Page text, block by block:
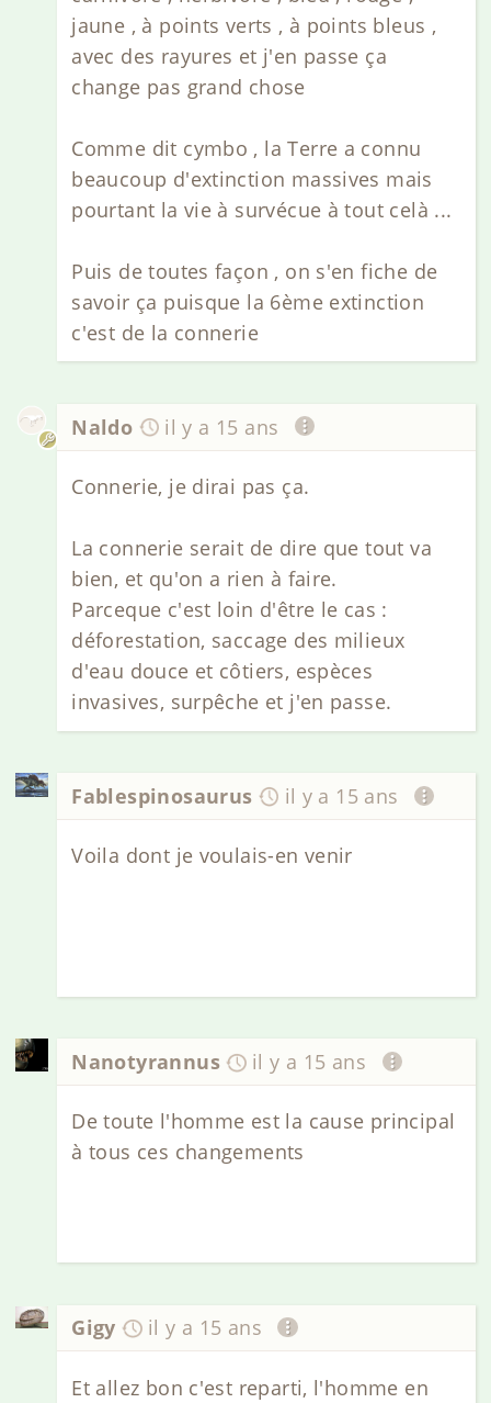
jaune , à points verts , à points bleus ,
avec des rayures et j'en passe ça
change pas grand chose
Comme dit cymbo , la Terre a connu
beaucoup d'extinction massives mais
pourtant la vie à survécue à tout celà ...
Puis de toutes façon , on s'en fiche de
savoir ça puisque la 6ème extinction
c'est de la connerie
Naldo il y a 15 ans
Connerie, je dirai pas ça.
La connerie serait de dire que tout va
bien, et qu'on a rien à faire.
Parceque c'est loin d'être le cas :
déforestation, saccage des milieux
d'eau douce et côtiers, espèces
invasives, surpêche et j'en passe.
Fablespinosaurus il y a 15 ans
Voila dont je voulais-en venir
Nanotyrannus il y a 15 ans
De toute l'homme est la cause principal
à tous ces changements
Gigy il y a 15 ans
Et allez bon c'est reparti, l'homme en